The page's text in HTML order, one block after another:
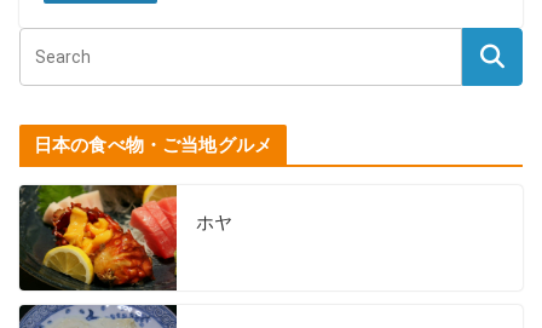
日本の食べ物・ご当地グルメ
ホヤ